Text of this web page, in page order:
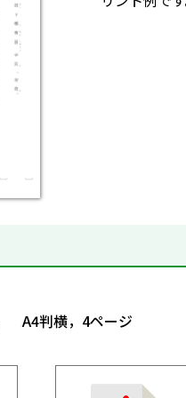
A4判横，4ページ